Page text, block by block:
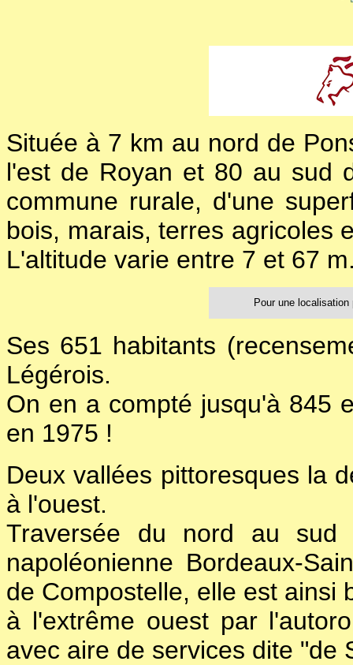
Située à 7 km au nord de
l'est de Royan et 80 au sud
commune rurale, d'une
bois, marais, terres agricoles
L'altitude varie entre 7 et 67
Pour une
Ses 651 habitants
Légérois.
On en a compté jusqu'à 845
en 1975 !
Deux vallées pittoresques la
à l'ouest.
Traversée du nord au
napoléonienne Bordeaux-
de Compostelle, elle est ainsi
à l'extrême ouest par
avec aire de services dite "de